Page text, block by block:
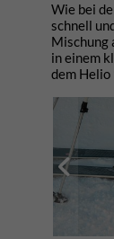
Wie bei
schnell
Mischung
in einem
dem Helio